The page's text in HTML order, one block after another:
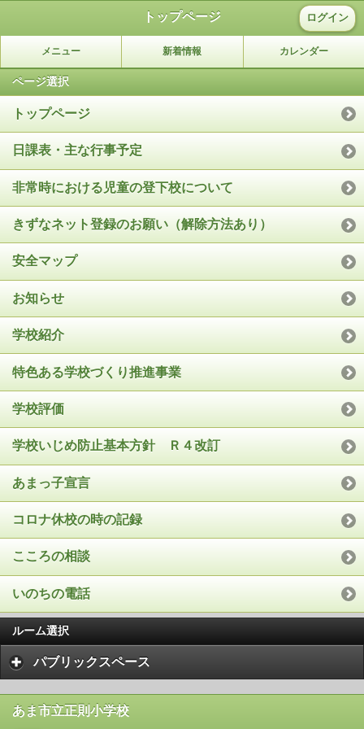
トップページ ログイン
メニュー 新着情報 カレンダー
ページ選択
トップページ
日課表・主な行事予定
非常時における児童の登下校について
きずなネット登録のお願い（解除方法あり）
安全マップ
お知らせ
学校紹介
特色ある学校づくり推進事業
学校評価
学校いじめ防止基本方針 Ｒ４改訂
あまっ子宣言
コロナ休校の時の記録
こころの相談
いのちの電話
ルーム選択
パブリックスペース
あま市立正則小学校